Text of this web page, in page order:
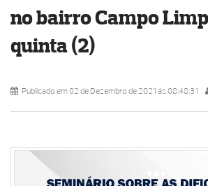
no bairro Campo
quinta (2)
Publicado em 02 de Dezembro de 2021 ás 08:48:31